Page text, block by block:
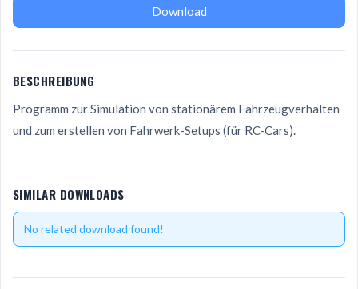
Download
BESCHREIBUNG
Programm zur Simulation von stationärem Fahrzeugverhalten
und zum erstellen von Fahrwerk-Setups (für RC-Cars).
SIMILAR DOWNLOADS
No related download found!